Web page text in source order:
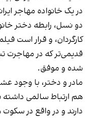
در یک خانواده مهاجر
دو نسل، رابطه‌ دختر
کارگردان، و قرار است
قدیمی‌تر که در مهاجرت
شده و موفق.
مادر و دختر، با وجود
هم ارتباط سالمی داشته
دارند و در واقع در